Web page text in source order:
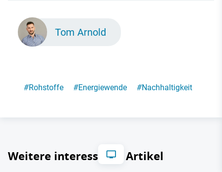
Tom Arnold
#Rohstoffe #Energiewende #Nachhaltigkeit
Weitere interessante Artikel